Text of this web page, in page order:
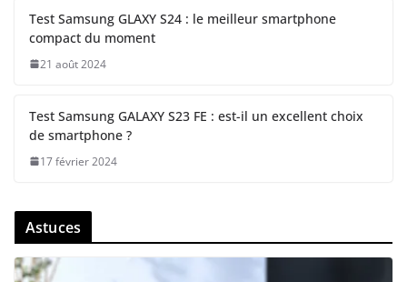
Test Samsung GLAXY S24 : le meilleur smartphone
compact du moment
21 août 2024
Test Samsung GALAXY S23 FE : est-il un excellent choix
de smartphone ?
17 février 2024
Astuces